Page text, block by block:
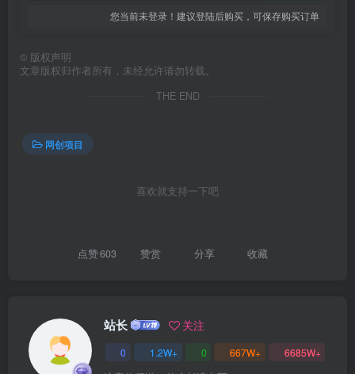
您当前未登录！建议登陆后购买，可保存购买订单
© 版权声明
文章版权归作者所有，未经允许请勿转载。
THE END
网创项目
喜欢就支持一下吧
点赞603 赞赏 分享 收藏
站长 关注
0 1.2W+ 0 667W+ 6685W+